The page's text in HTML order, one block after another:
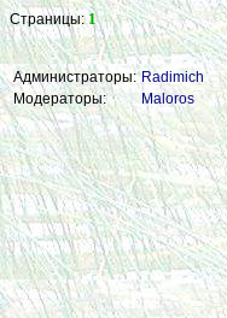
Страницы:1
Администраторы: Radimich
Модераторы:
Maloros